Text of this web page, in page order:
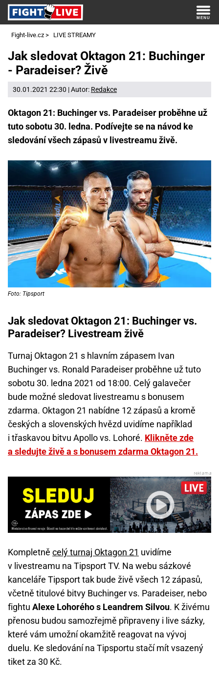
Fight-live.cz > LIVE STREAMY
Jak sledovat Oktagon 21: Buchinger
- Paradeiser? Živě
30.01.2021 22:30 | Autor: Redakce
Oktagon 21: Buchinger vs. Paradeiser proběhne už
tuto sobotu 30. ledna. Podívejte se na návod ke
sledování všech zápasů v livestreamu živě.
Foto: Tipsport
Jak sledovat Oktagon 21: Buchinger vs.
Paradeiser? Livestream živě
Turnaj Oktagon 21 s hlavním zápasem Ivan
Buchinger vs. Ronald Paradeiser proběhne už tuto
sobotu 30. ledna 2021 od 18:00. Celý galavečer
bude možné sledovat livestreamu s bonusem
zdarma. Oktagon 21 nabídne 12 zápasů a kromě
českých a slovenských hvězd uvidíme například
i třaskavou bitvu Apollo vs. Lohoré. Klikněte zde
a sledujte živě a s bonusem zdarma Oktagon 21.
Kompletně celý turnaj Oktagon 21 uvidíme
v livestreamu na Tipsport TV. Na webu sázkové
kanceláře Tipsport tak bude živě všech 12 zápasů,
včetně titulové bitvy Buchinger vs. Paradeiser, nebo
fightu Alexe Lohorého s Leandrem Silvou. K živému
přenosu budou samozřejmě připraveny i live sázky,
které vám umožní okamžitě reagovat na vývoj
duelu. Ke sledování na Tipsportu stačí mít vsazený
tiket za 30 Kč.